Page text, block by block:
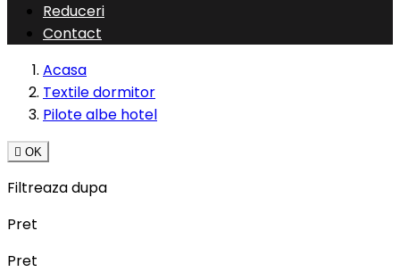
Reduceri
Contact
Acasa
Textile dormitor
Pilote albe hotel
 OK
Filtreaza dupa
Pret
Pret